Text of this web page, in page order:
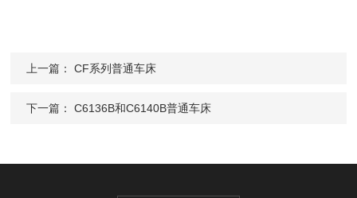
上一篇：CF系列普通车床
下一篇：C6136B和C6140B普通车床